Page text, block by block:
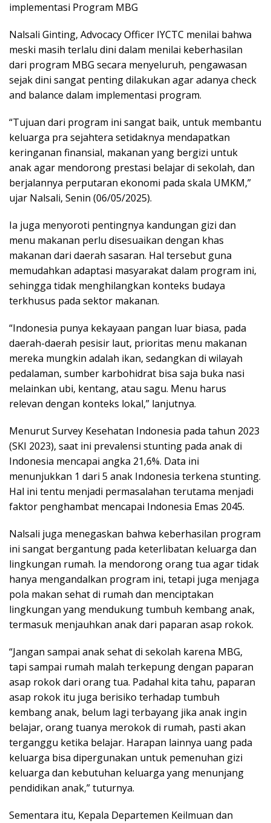
implementasi Program MBG
Nalsali Ginting, Advocacy Officer IYCTC menilai bahwa
meski masih terlalu dini dalam menilai keberhasilan
dari program MBG secara menyeluruh, pengawasan
sejak dini sangat penting dilakukan agar adanya check
and balance dalam implementasi program.
“Tujuan dari program ini sangat baik, untuk membantu
keluarga pra sejahtera setidaknya mendapatkan
keringanan finansial, makanan yang bergizi untuk
anak agar mendorong prestasi belajar di sekolah, dan
berjalannya perputaran ekonomi pada skala UMKM,”
ujar Nalsali, Senin (06/05/2025).
Ia juga menyoroti pentingnya kandungan gizi dan
menu makanan perlu disesuaikan dengan khas
makanan dari daerah sasaran. Hal tersebut guna
memudahkan adaptasi masyarakat dalam program ini,
sehingga tidak menghilangkan konteks budaya
terkhusus pada sektor makanan.
“Indonesia punya kekayaan pangan luar biasa, pada
daerah-daerah pesisir laut, prioritas menu makanan
mereka mungkin adalah ikan, sedangkan di wilayah
pedalaman, sumber karbohidrat bisa saja buka nasi
melainkan ubi, kentang, atau sagu. Menu harus
relevan dengan konteks lokal,” lanjutnya.
Menurut Survey Kesehatan Indonesia pada tahun 2023
(SKI 2023), saat ini prevalensi stunting pada anak di
Indonesia mencapai angka 21,6%. Data ini
menunjukkan 1 dari 5 anak Indonesia terkena stunting.
Hal ini tentu menjadi permasalahan terutama menjadi
faktor penghambat mencapai Indonesia Emas 2045.
Nalsali juga menegaskan bahwa keberhasilan program
ini sangat bergantung pada keterlibatan keluarga dan
lingkungan rumah. Ia mendorong orang tua agar tidak
hanya mengandalkan program ini, tetapi juga menjaga
pola makan sehat di rumah dan menciptakan
lingkungan yang mendukung tumbuh kembang anak,
termasuk menjauhkan anak dari paparan asap rokok.
“Jangan sampai anak sehat di sekolah karena MBG,
tapi sampai rumah malah terkepung dengan paparan
asap rokok dari orang tua. Padahal kita tahu, paparan
asap rokok itu juga berisiko terhadap tumbuh
kembang anak, belum lagi terbayang jika anak ingin
belajar, orang tuanya merokok di rumah, pasti akan
terganggu ketika belajar. Harapan lainnya uang pada
keluarga bisa dipergunakan untuk pemenuhan gizi
keluarga dan kebutuhan keluarga yang menunjang
pendidikan anak,” tuturnya.
Sementara itu, Kepala Departemen Keilmuan dan